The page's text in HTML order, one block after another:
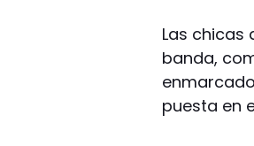
Las chicas
banda,
puesta en